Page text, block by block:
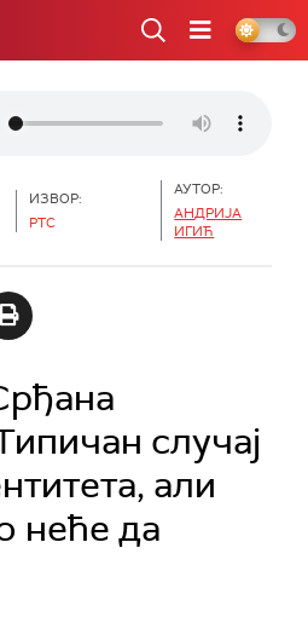
ИЗВОР:
РТС
АУТОР:
АНДРИЈА
ИГИЋ
случај
али
неће да